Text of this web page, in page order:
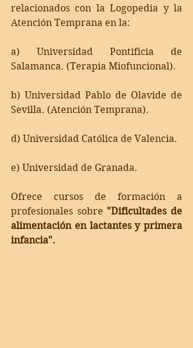
relacionados con la Logopedia y la
Atención Temprana en la:
a) Universidad Pontificia de
Salamanca. (Terapia Miofuncional).
b) Universidad Pablo de Olavide de
Sevilla. (Atención Temprana).
d) Universidad Católica de Valencia.
e) Universidad de Granada.
Ofrece cursos de formación a
profesionales sobre "Dificultades de
alimentación en lactantes y primera
infancia".